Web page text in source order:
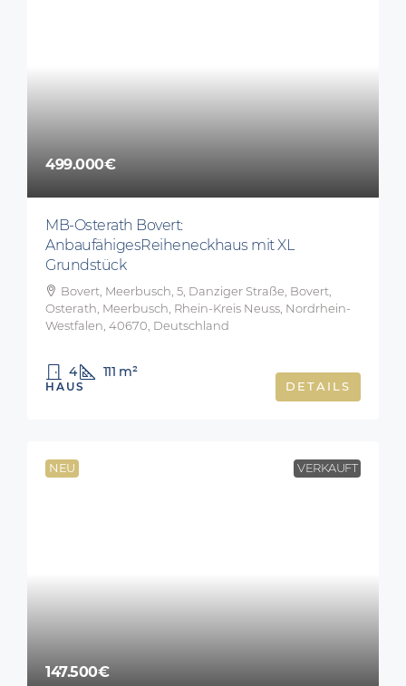
499.000€
MB-Osterath Bovert:
AnbaufähigesReiheneckhaus mit XL
Grundstück
Bovert, Meerbusch, 5, Danziger Straße, Bovert,
Osterath, Meerbusch, Rhein-Kreis Neuss, Nordrhein-
Westfalen, 40670, Deutschland
4 111 m²
HAUS DETAILS
NEU VERKAUFT
147.500€